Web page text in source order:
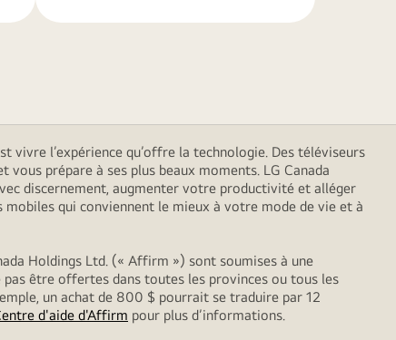
vivre l’expérience qu’offre la technologie. Des téléviseurs
prépare à ses plus beaux moments. LG Canada
discernement, augmenter votre productivité et alléger
qui conviennent le mieux à votre mode de vie et à
Holdings Ltd. (« Affirm ») sont soumises à une
être offertes dans toutes les provinces ou tous les
un achat de 800 $ pourrait se traduire par 12
d'aide d'Affirm pour plus d’informations.